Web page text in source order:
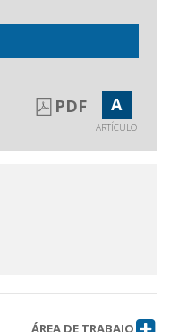
PDF A
ARTÍCULO
ÁREA DE TRABAJO